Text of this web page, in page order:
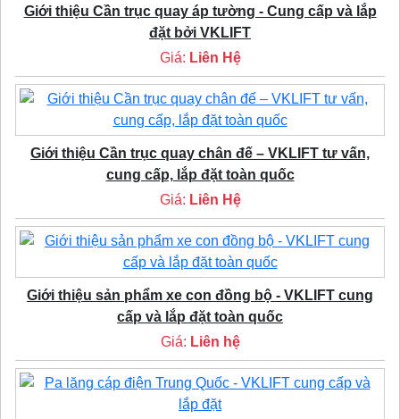
Giới thiệu Cần trục quay áp tường - Cung cấp và lắp
đặt bởi VKLIFT
Giá: Liên Hệ
Giới thiệu Cần trục quay chân đế – VKLIFT tư vấn,
cung cấp, lắp đặt toàn quốc
Giá: Liên Hệ
Giới thiệu sản phẩm xe con đồng bộ - VKLIFT cung
cấp và lắp đặt toàn quốc
Giá: Liên hệ